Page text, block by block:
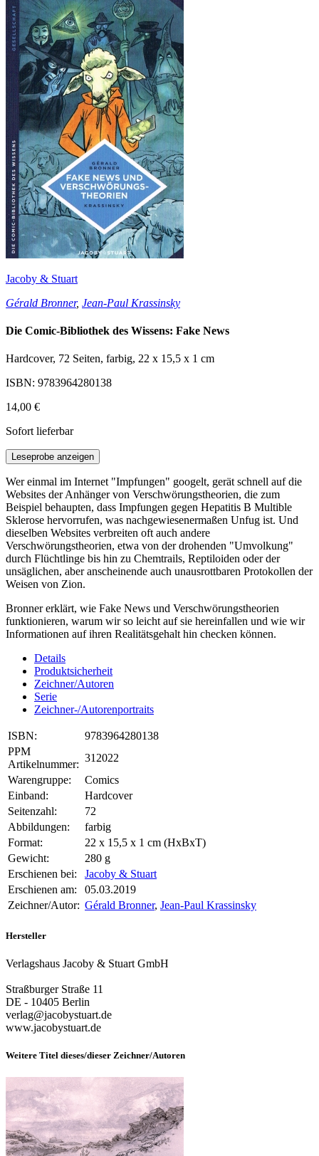
Jacoby & Stuart
Gérald Bronner, Jean-Paul Krassinsky
Die Comic-Bibliothek des Wissens: Fake News
Hardcover, 72 Seiten, farbig, 22 x 15,5 x 1 cm
ISBN: 9783964280138
14,00 €
Sofort lieferbar
Leseprobe anzeigen
Wer einmal im Internet "Impfungen" googelt, gerät schnell auf die
Websites der Anhänger von Verschwörungstheorien, die zum
Beispiel behaupten, dass Impfungen gegen Hepatitis B Multible
Sklerose hervorrufen, was nachgewiesenermaßen Unfug ist. Und
dieselben Websites verbreiten oft auch andere
Verschwörungstheorien, etwa von der drohenden "Umvolkung"
durch Flüchtlinge bis hin zu Chemtrails, Reptiloiden oder der
unsäglichen, aber anscheinende auch unausrottbaren Protokollen der
Weisen von Zion.
Bronner erklärt, wie Fake News und Verschwörungstheorien
funktionieren, warum wir so leicht auf sie hereinfallen und wie wir
Informationen auf ihren Realitätsgehalt hin checken können.
Details
Produktsicherheit
Zeichner/Autoren
Serie
Zeichner-/Autorenportraits
ISBN:
9783964280138
PPM
Artikelnummer:
312022
Warengruppe:
Comics
Einband:
Hardcover
Seitenzahl:
72
Abbildungen:
farbig
Format:
22 x 15,5 x 1 cm (HxBxT)
Gewicht:
280 g
Erschienen bei:
Jacoby & Stuart
Erschienen am:
05.03.2019
Zeichner/Autor: Gérald Bronner, Jean-Paul Krassinsky
Hersteller
Verlagshaus Jacoby & Stuart GmbH
Straßburger Straße 11
DE - 10405 Berlin
verlag@jacobystuart.de
www.jacobystuart.de
Weitere Titel dieses/dieser Zeichner/Autoren